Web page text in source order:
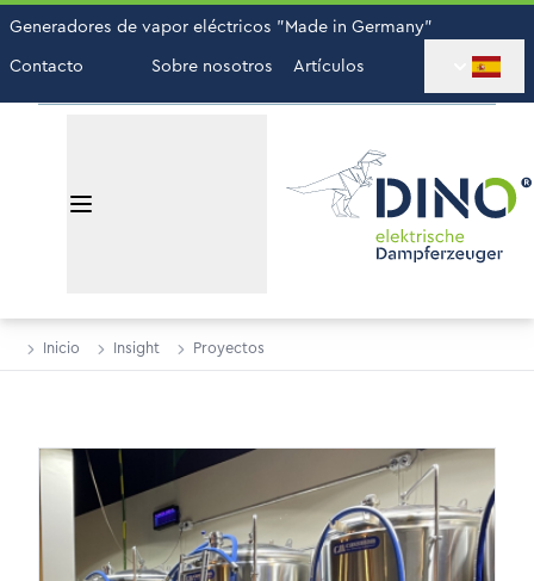
Generadores de vapor eléctricos "Made in Germany"
Contacto
Sobre nosotros Artículos
Inicio Insight Proyectos